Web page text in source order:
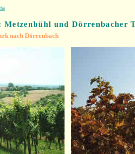
Metzenbühl und Dörrenbacher
nach Dörrenbach